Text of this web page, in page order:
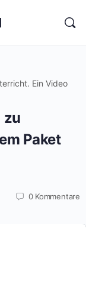
Ein Video
zu
Paket
0 Kommentare